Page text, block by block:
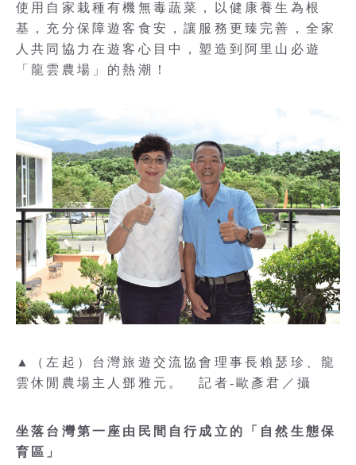
使用自家栽種有機無毒蔬菜，以健康養生為根
基，充分保障遊客食安，讓服務更臻完善，全家
人共同協力在遊客心目中，塑造到阿里山必遊
「龍雲農場」的熱潮！
▲（左起）台灣旅遊交流協會理事長賴瑟珍、龍
雲休閒農場主人鄧雅元。 記者-歐彥君／攝
坐落台灣第一座由民間自行成立的「自然生態保
育區」